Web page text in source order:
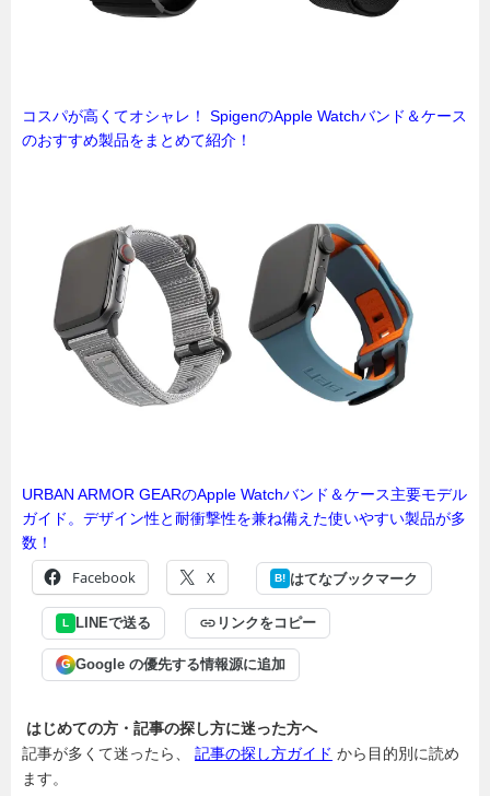
コスパが高くてオシャレ！ SpigenのApple Watchバンド＆ケース
のおすすめ製品をまとめて紹介！
URBAN ARMOR GEARのApple Watchバンド＆ケース主要モデル
ガイド。デザイン性と耐衝撃性を兼ね備えた使いやすい製品が多
数！
Facebook X B! はてなブックマーク
L LINEで送る リンクをコピー
G Google の優先する情報源に追加
はじめての方・記事の探し方に迷った方へ
記事が多くて迷ったら、 記事の探し方ガイド から目的別に読め
ます。